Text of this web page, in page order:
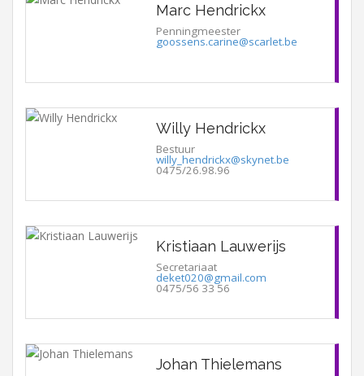
Marc Hendrickx
Penningmeester
goossens.carine@scarlet.be
Willy Hendrickx
Bestuur
willy_hendrickx@skynet.be
0475/26.98.96
Kristiaan Lauwerijs
Secretariaat
deket020@gmail.com
0475/56 33 56
Johan Thielemans